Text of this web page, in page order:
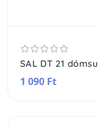
1 090 Ft